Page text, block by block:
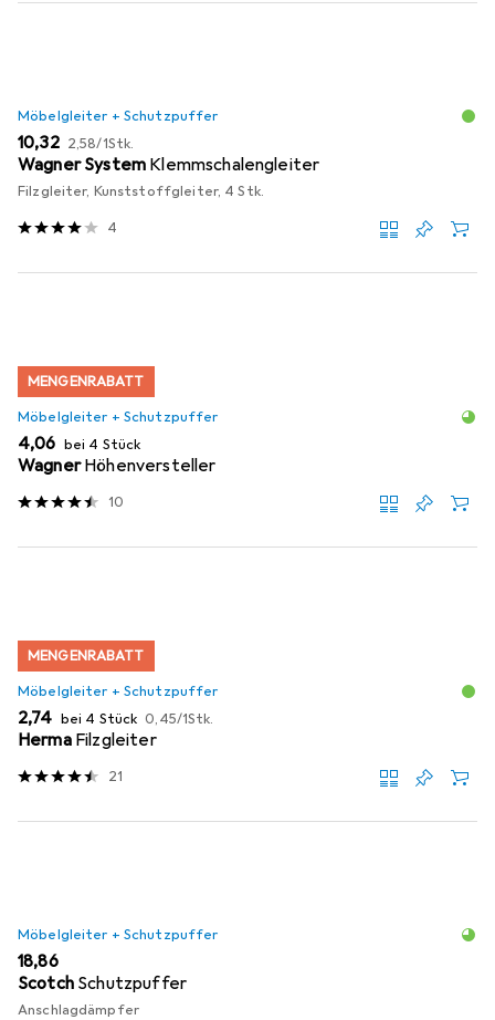
Möbelgleiter + Schutzpuffer
EUR
10,32 EUR
2,58/1Stk.
Wagner System Klemmschalengleiter
Filzgleiter, Kunststoffgleiter, 4 Stk.
4
MENGENRABATT
Möbelgleiter + Schutzpuffer
EUR
4,06 bei 4 Stück
Wagner Höhenversteller
10
MENGENRABATT
Möbelgleiter + Schutzpuffer
EUR
2,74 bei 4 Stück EUR
0,45/1Stk.
Herma Filzgleiter
21
Möbelgleiter + Schutzpuffer
EUR
18,86
Scotch Schutzpuffer
Anschlagdämpfer